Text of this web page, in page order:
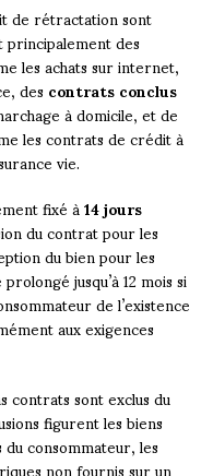
de rétractation sont
des
les achats sur internet,
descontrats conclus
à domicile, et de
les contrats de crédit à
vie.
fixé à14 jours
du contrat pour les
du bien pour les
jusqu’à 12 mois si
de l’existence
aux exigences
sont exclus du
figurent les biens
consommateur, les